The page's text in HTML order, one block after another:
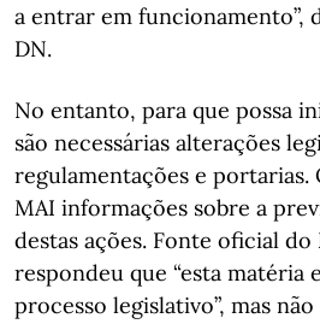
a entrar em funcionamento”,
DN.
No entanto, para que possa
são necessárias alterações
regulamentações e portarias.
MAI informações sobre a
destas ações. Fonte oficial
respondeu que “esta matéria
processo legislativo”, mas